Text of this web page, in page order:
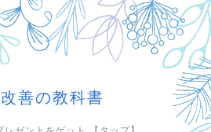
善の教科書